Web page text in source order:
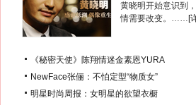
黄晓明开始意识到
情需要改变。…… [
《秘密天使》陈翔情迷金素恩YURA
NewFace张俪：不怕定型“物质女”
明星时尚周报：女明星的欲望衣橱